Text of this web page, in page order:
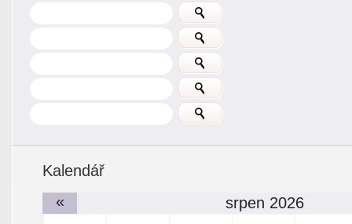
Kalendář
«
srpen 2026